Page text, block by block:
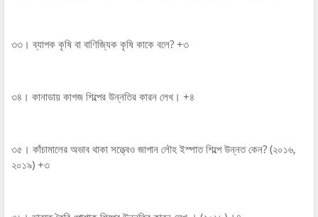
৩৩। ব্যাপক কৃষি বা বাণিজ্যিক কৃষি কাকে বলে? +৩
৩৪। কানাডায় কাগজ শিল্পের উন্নতির কারন লেখ। +৪
৩৫। কাঁচামালের অভাব থাকা সত্ত্বেও জাপান লৌহ ইস্পাত শিল্পে উন্নত কেন? (২০১৬,
২০১৯) +৩